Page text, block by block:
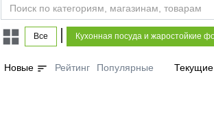
Все | Кухонная посуда и жаростойкие
Новые sort Рейтинг Популярные Текущие